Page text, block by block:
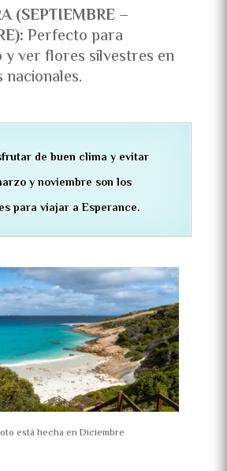
(SEPTIEMBRE –
Perfecto para
y ver flores silvestres en
de buen clima y evitar
y noviembre son los
para viajar a Esperance.
está hecha en Diciembre